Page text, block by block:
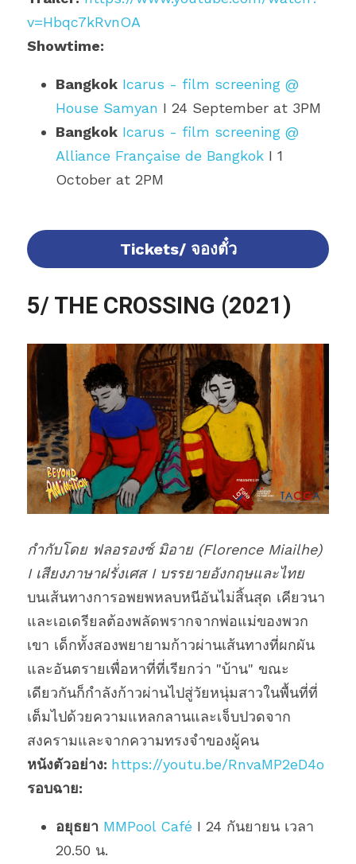
v=Hbqc7kRvnOA
Showtime:
Bangkok Icarus - film screening @
House Samyan I 24 September at 3PM
Bangkok Icarus - film screening @
Alliance Française de Bangkok I 1
October at 2PM
Tickets/ จองตั๋ว
5/ THE CROSSING (2021)
กำกับโดย ฟลอรองซ์ มิอาย (Florence Miailhe)
I เสียงภาษาฝรั่งเศส I บรรยายอังกฤษและไทย
บนเส้นทางการอพยพหลบหนีอันไม่สิ้นสุด เคียวนา
และเอเดรียลต้องพลัดพรากจากพ่อแม่ของพวก
เขา เด็กทั้งสองพยายามก้าวผ่านเส้นทางที่ผกผัน
และอันตรายเพื่อหาที่ที่เรียกว่า "บ้าน" ขณะ
เดียวกันก็กำลังก้าวผ่านไปสู่วัยหนุ่มสาวในพื้นที่ที่
เต็มไปด้วยความแหลกลานและเจ็บปวดจาก
สงครามและจากความทรงจำของผู้คน
หนังตัวอย่าง: https://youtu.be/RnvaMP2eD4o
รอบฉาย:
อยุธยา MMPool Café I 24 กันยายน เวลา
20.50 น.